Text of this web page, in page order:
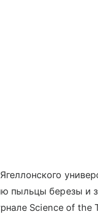
пыльцы березы и
Science of the